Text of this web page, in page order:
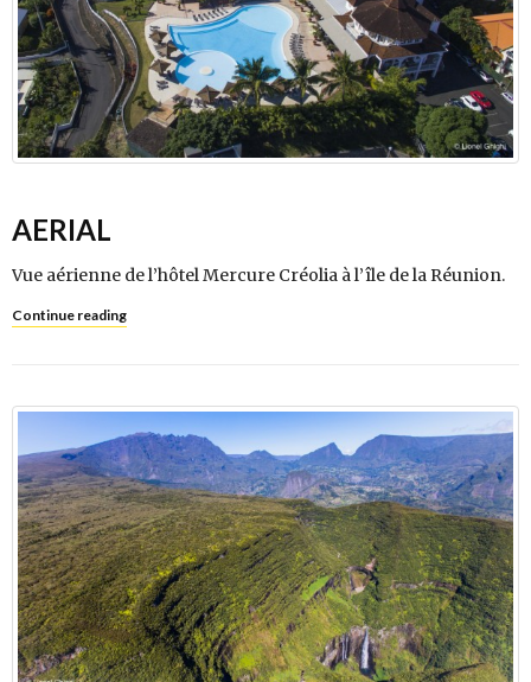
AERIAL
Vue aérienne de l’hôtel Mercure Créolia à l’île de la Réunion.
Continue reading